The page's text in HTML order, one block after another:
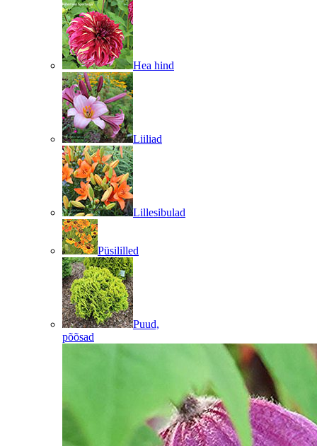
Hea hind
Liiliad
Lillesibulad
Püsililled
Puud,
põõsad